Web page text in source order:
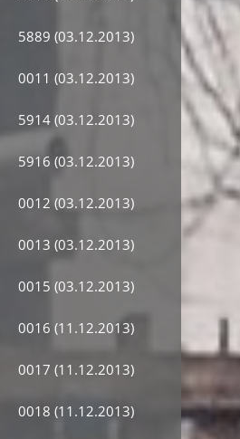
5889 (03.12.2013)
0011 (03.12.2013)
5914 (03.12.2013)
5916 (03.12.2013)
0012 (03.12.2013)
0013 (03.12.2013)
0015 (03.12.2013)
0016 (11.12.2013)
0017 (11.12.2013)
0018 (11.12.2013)